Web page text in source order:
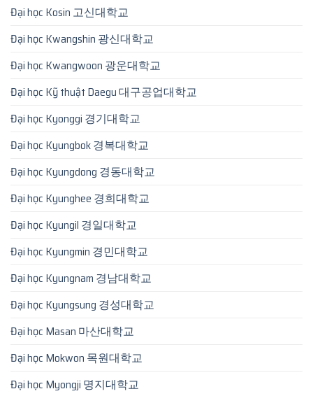
Đại học Kosin 고신대학교
Đại học Kwangshin 광신대학교
Đại học Kwangwoon 광운대학교
Đại học Kỹ thuật Daegu 대구공업대학교
Đại học Kyonggi 경기대학교
Đại học Kyungbok 경복대학교
Đại học Kyungdong 경동대학교
Đại học Kyunghee 경희대학교
Đại học Kyungil 경일대학교
Đại học Kyungmin 경민대학교
Đại học Kyungnam 경남대학교
Đại học Kyungsung 경성대학교
Đại học Masan 마산대학교
Đại học Mokwon 목원대학교
Đại học Myongji 명지대학교